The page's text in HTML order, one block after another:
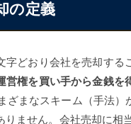
の定義
字どおり会社を売却する
営権を買い手から金銭を
ざまなスキーム（手法）
りません。会社売却に相